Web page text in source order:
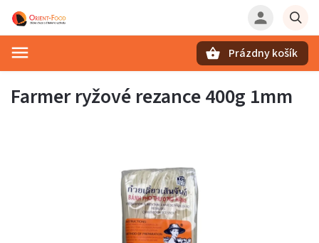
Prázdny košík
Farmer ryžové rezance 400g 1mm